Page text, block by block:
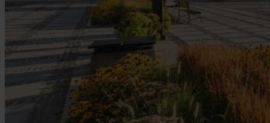
VIAC O
Plánovanie pre firmy
Naplánuj si dovolenku
Plánovač
Pobytové balíky
Letné športy